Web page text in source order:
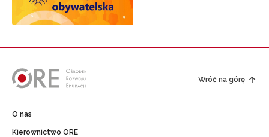
Wróć na górę
O nas
Kierownictwo ORE